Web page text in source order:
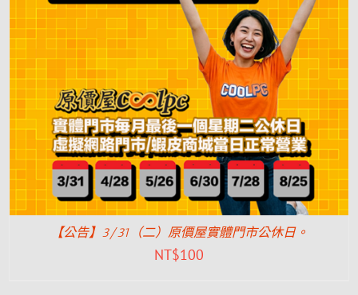
【公告】3/31（二）原價屋實體門市公休日。
NT$100